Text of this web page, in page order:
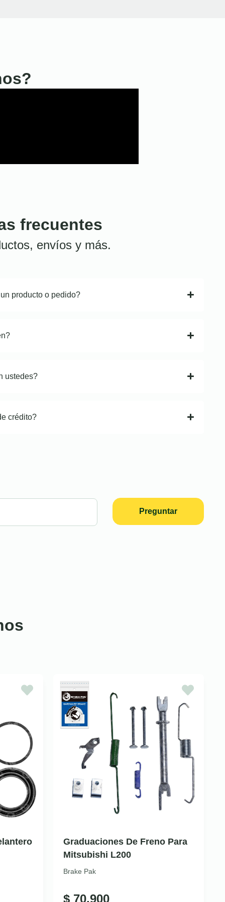
frecuentes
envíos y más.
producto o pedido?
ustedes?
crédito?
Preguntar
Graduaciones De Freno Para
Mitsubishi L200
Brake Pak
$ 70.900